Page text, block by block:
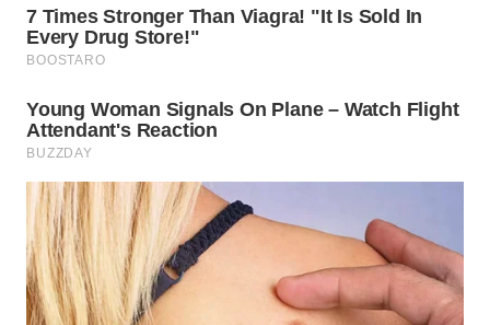
BINTAN
WN
WN
WN
LABUANBAJO
WN